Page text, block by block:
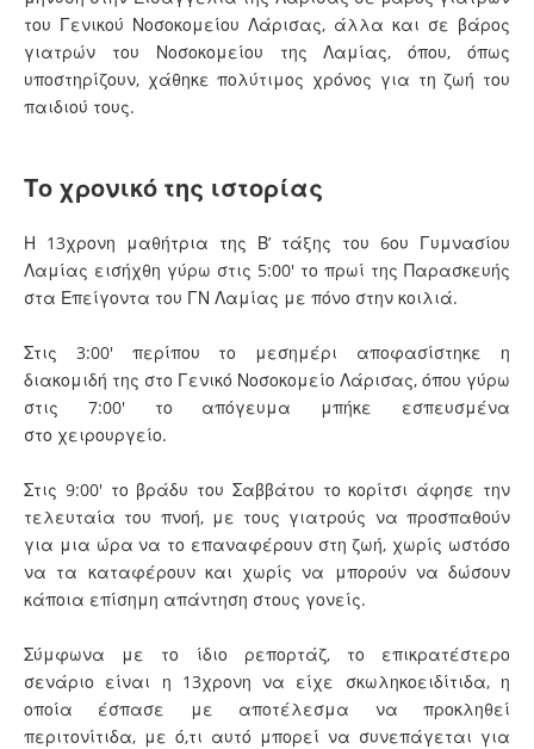
του Γενικού Νοσοκομείου Λάρισας, άλλα και σε βάρος
γιατρών του Νοσοκομείου της Λαμίας, όπου, όπως
υποστηρίζουν, χάθηκε πολύτιμος χρόνος για τη ζωή του
παιδιού τους.
Το χρονικό της ιστορίας
Η 13χρονη μαθήτρια της Β’ τάξης του 6ου Γυμνασίου
Λαμίας εισήχθη γύρω στις 5:00' το πρωί της Παρασκευής
στα Επείγοντα του ΓΝ Λαμίας με πόνο στην κοιλιά.
Στις 3:00' περίπου το μεσημέρι αποφασίστηκε η
διακομιδή της στο Γενικό Νοσοκομείο Λάρισας, όπου γύρω
στις 7:00' το απόγευμα μπήκε εσπευσμένα
στο χειρουργείο.
Στις 9:00' το βράδυ του Σαββάτου το κορίτσι άφησε την
τελευταία του πνοή, με τους γιατρούς να προσπαθούν
για μια ώρα να το επαναφέρουν στη ζωή, χωρίς ωστόσο
να τα καταφέρουν και χωρίς να μπορούν να δώσουν
κάποια επίσημη απάντηση στους γονείς.
Σύμφωνα με το ίδιο ρεπορτάζ, το επικρατέστερο
σενάριο είναι η 13χρονη να είχε σκωληκοειδίτιδα, η
οποία έσπασε με αποτέλεσμα να προκληθεί
περιτονίτιδα, με ό,τι αυτό μπορεί να συνεπάγεται για